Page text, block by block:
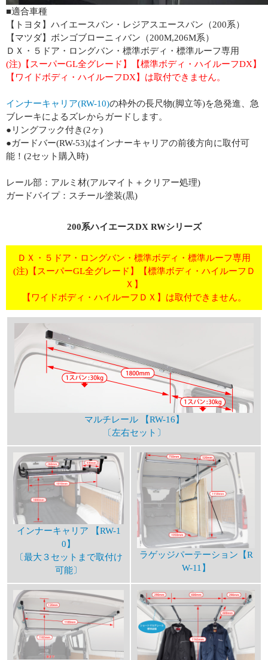
■適合車種
【トヨタ】ハイエースバン・レジアスエースバン（200系）
【マツダ】ボンゴブローニィバン（200M,206M系）
ＤＸ・５ドア・ロングバン・標準ボディ・標準ルーフ専用
(注)【スーパーGL全グレード】【標準ボディ・ハイルーフDX】
【ワイドボディ・ハイルーフDX】は取付できません。
インナーキャリア(RW-10)の枠外の長尺物(脚立等)を急発進、急
ブレーキによるズレからガードします。
●リングフック付き(2ヶ)
●ガードバー(RW-53)はインナーキャリアの前後方向に取付可
能！(2セット購入時)
レール部：アルミ材(アルマイト＋クリアー処理)
ガードパイプ：スチール塗装(黒)
200系ハイエースDX RWシリーズ
ＤＸ・５ドア・ロングバン・標準ボディ・標準ルーフ専用
(注)【スーパーGL全グレード】【標準ボディ・ハイルーフＤ
Ｘ】
【ワイドボディ・ハイルーフＤＸ】は取付できません。
マルチレール 【RW-16】
〔左右セット〕
インナーキャリア 【RW-1
0】
〔最大３セットまで取付け
可能〕
ラゲッジパーテーション【R
W-11】